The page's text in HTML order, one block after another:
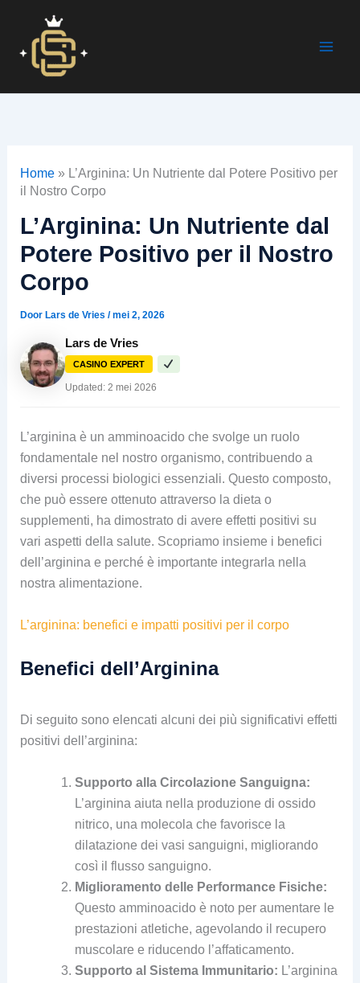
inhoud
Home» L’Arginina: Un Nutriente dal Potere Positivo per
il Nostro Corpo
L’Arginina: Un Nutriente dal
Potere Positivo per il Nostro
Corpo
Door Lars de Vries /mei 2, 2026
Lars de Vries
CASINO EXPERT
Updated: 2 mei 2026
L’arginina è un amminoacido che svolge un ruolo
fondamentale nel nostro organismo, contribuendo a
diversi processi biologici essenziali. Questo composto,
che può essere ottenuto attraverso la dieta o
supplementi, ha dimostrato di avere effetti positivi su
vari aspetti della salute. Scopriamo insieme i benefici
dell’arginina e perché è importante integrarla nella
nostra alimentazione.
L’arginina: benefici e impatti positivi per il corpo
Benefici dell’Arginina
Di seguito sono elencati alcuni dei più significativi effetti
positivi dell’arginina:
Supporto alla Circolazione Sanguigna:
L’arginina aiuta nella produzione di ossido
nitrico, una molecola che favorisce la
dilatazione dei vasi sanguigni, migliorando
così il flusso sanguigno.
Miglioramento delle Performance Fisiche:
Questo amminoacido è noto per aumentare le
prestazioni atletiche, agevolando il recupero
muscolare e riducendo l’affaticamento.
Supporto al Sistema Immunitario: L’arginina